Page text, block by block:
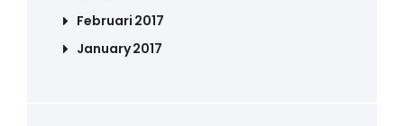
Februari 2017
January 2017